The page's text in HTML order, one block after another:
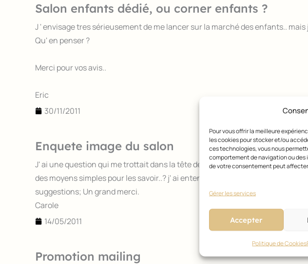
Pour vous offrir la meilleure
les cookies pour stocker et/ou
ces technologies, vous nous
comportement de navigation ou
de votre consentement peut
Gérer les services
Accepter
Politique de Cookies
Salon enfants dédié, ou corner enfants ?
J ' envisage tres sérieusement de me lancer sur la marché des enfants..
Qu' en penser ?
Merci pour vos avis..
Eric
30/11/2011
Enquete image du salon
J' ai une question qui me trottait dans la tête depuis longtemps, c'est l'
des moyens simples pour les savoir..? j' ai entendu parler d'enquete de
suggestions; Un grand merci.
Carole
14/05/2011
Promotion mailing